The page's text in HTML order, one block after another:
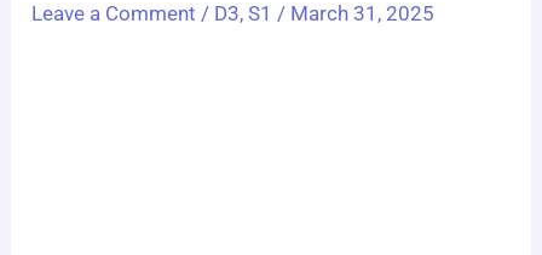
Leave a Comment / D3,S1 / March 31, 2025